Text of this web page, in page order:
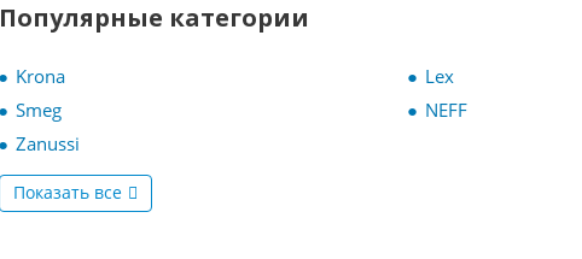
Популярные категории
Krona Lex
Smeg
NEFF
Zanussi
Показать все